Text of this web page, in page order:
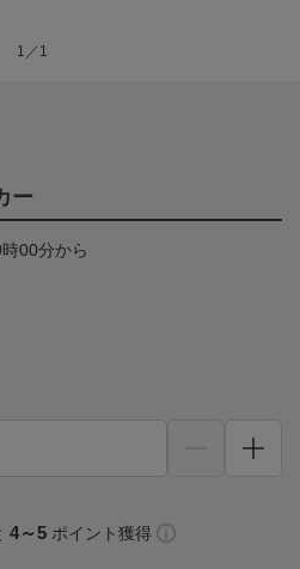
1／1
ー
00分から
4～5 ポイント獲得